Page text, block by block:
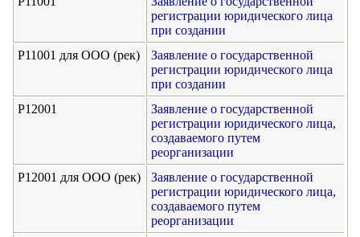
регистрации юридического лица
при создании
Р11001 для ООО (рек)
Заявление о государственной
регистрации юридического лица
при создании
Р12001
Заявление о государственной
регистрации юридического лица,
создаваемого путем
реорганизации
Р12001 для ООО (рек)
Заявление о государственной
регистрации юридического лица,
создаваемого путем
реорганизации